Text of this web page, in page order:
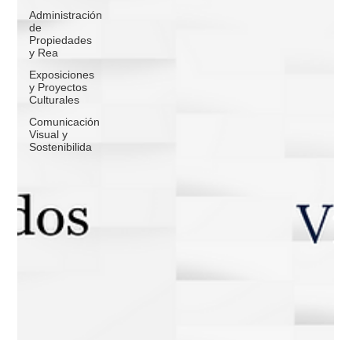
Administración
de
Propiedades
y Rea
Exposiciones
y Proyectos
Culturales
Comunicación
Visual y
Sostenibilida